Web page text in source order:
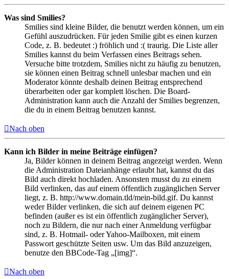
Was sind Smilies?
Smilies sind kleine Bilder, die benutzt werden können, um ein
Gefühl auszudrücken. Für jeden Smilie gibt es einen kurzen
Code, z. B. bedeutet :) fröhlich und :( traurig. Die Liste aller
Smilies kannst du beim Verfassen eines Beitrags sehen.
Versuche bitte trotzdem, Smilies nicht zu häufig zu benutzen,
sie können einen Beitrag schnell unlesbar machen und ein
Moderator könnte deshalb deinen Beitrag entsprechend
überarbeiten oder gar komplett löschen. Die Board-
Administration kann auch die Anzahl der Smilies begrenzen,
die du in einem Beitrag benutzen kannst.
Nach oben
Kann ich Bilder in meine Beiträge einfügen?
Ja, Bilder können in deinem Beitrag angezeigt werden. Wenn
die Administration Dateianhänge erlaubt hat, kannst du das
Bild auch direkt hochladen. Ansonsten musst du zu einem
Bild verlinken, das auf einem öffentlich zugänglichen Server
liegt, z. B. http://www.domain.tld/mein-bild.gif. Du kannst
weder Bilder verlinken, die sich auf deinem eigenen PC
befinden (außer es ist ein öffentlich zugänglicher Server),
noch zu Bildern, die nur nach einer Anmeldung verfügbar
sind, z. B. Hotmail- oder Yahoo-Mailboxen, mit einem
Passwort geschützte Seiten usw. Um das Bild anzuzeigen,
benutze den BBCode-Tag „[img]“.
Nach oben